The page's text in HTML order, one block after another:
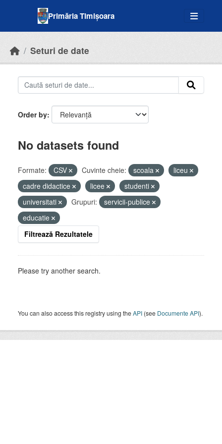
Primăria Timișoara
Seturi de date
Order by
No datasets found
Formate: CSV Cuvinte cheie: scoala
liceu
cadre didactice
licee
studenti
universitati
Grupuri:
servicii-publice
educatie
Filtrează Rezultatele
Please try another search.
You can also access this registry using theAPI (see Documente API).